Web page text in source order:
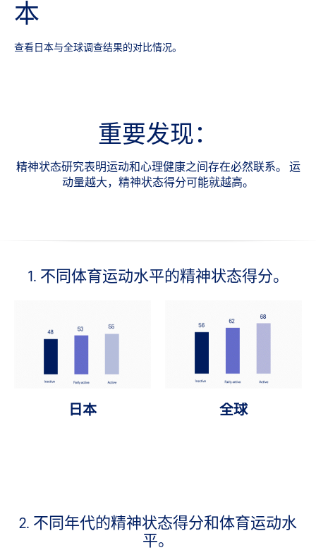
本
查看日本与全球调查结果的对比情况。
重要发现：
精神状态研究表明运动和心理健康之间存在必然联系。 运
动量越大，精神状态得分可能就越高。
1. 不同体育运动水平的精神状态得分。
日本 全球
2. 不同年代的精神状态得分和体育运动水
平。